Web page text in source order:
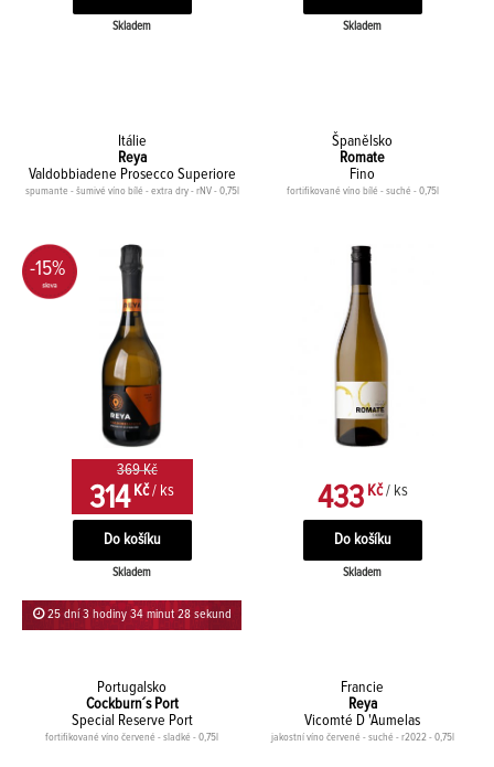
Skladem Skladem
Itálie
Reya
Valdobbiadene Prosecco Superiore
spumante - šumivé víno bílé - extra dry - rNV - 0,75l
-15%
369 Kč
314 Kč / ks
Skladem
25 dní 3 hodiny 34 minut 28 sekund
Španělsko
Romate
Fino
fortifikované víno bílé - suché - 0,75l
433Kč / ks
Skladem
Portugalsko
Cockburn´s Port
Special Reserve Port
fortifikované víno červené - sladké - 0,75l
Francie
Reya
Vicomté D 'Aumelas
jakostní víno červené - suché - r2022 - 0,75l